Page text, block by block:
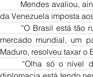
da Venezuela imposta
mercado mundial, um
Maduro, resolveu taxar o